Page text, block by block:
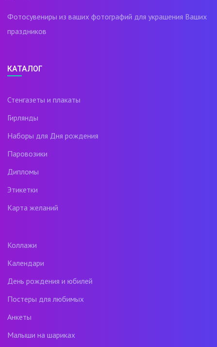
Фотосувениры из ваших фотографий для украшения Ваших
праздников
КАТАЛОГ
Стенгазеты и плакаты
Гирлянды
Наборы для Дня рождения
Паровозики
Дипломы
Этикетки
Карта желаний
Коллажи
Календари
День рождения и юбилей
Постеры для любимых
Анкеты
Малыши на шариках